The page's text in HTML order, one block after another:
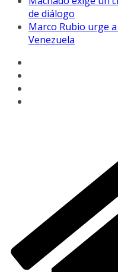
de diálogo
Marco Rubio urge
Venezuela